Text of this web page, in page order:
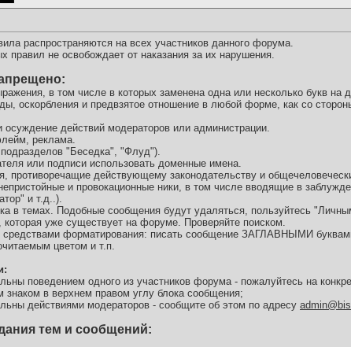
распространяются на всех участников данного форума.
правил не освобождает от наказания за их нарушения.
в том числе в которых заменена одна или несколько букв на
оскорбления и предвзятое отношение в любой форме, как со
осуждение действий модераторов или администрации.
реклама.
"Беседка", "Флуд").
или подписи использовать доменные имена.
противоречащие действующему законодательству и
и провокационные ники, в том числе вводящие в
и т.д..).
в темах. Подобные сообщения будут удаляться, пользуйтесь
которая уже существует на форуме. Проверяйте поиском.
средствами форматирования: писать сообщение ЗАГЛАВНЫМИ
цветом и т.п.
поведением одного из участников форума - пожалуйтесь на
знаком в верхнем правом углу блока сообщения;
действиями модераторов - сообщите об этом по адресу
тем и сообщений: